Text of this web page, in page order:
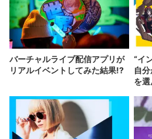
バーチャルライブ配信アプリが
リアルイベントしてみた結果!?
“イ
自
を